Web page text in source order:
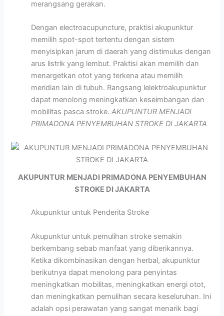
merangsang gerakan.
Dengan electroacupuncture, praktisi akupunktur
memilih spot-spot tertentu dengan sistem
menyisipkan jarum di daerah yang distimulus dengan
arus listrik yang lembut. Praktisi akan memilih dan
menargetkan otot yang terkena atau memilih
meridian lain di tubuh. Rangsang lelektroakupunktur
dapat menolong meningkatkan keseimbangan dan
mobilitas pasca stroke.AKUPUNTUR MENJADI
PRIMADONA PENYEMBUHAN STROKE DI JAKARTA
AKUPUNTUR MENJADI PRIMADONA PENYEMBUHAN
STROKE DI JAKARTA
Akupunktur untuk Penderita Stroke
Akupunktur untuk pemulihan stroke semakin
berkembang sebab manfaat yang diberikannya.
Ketika dikombinasikan dengan herbal, akupunktur
berikutnya dapat menolong para penyintas
meningkatkan mobilitas, meningkatkan energi otot,
dan meningkatkan pemulihan secara keseluruhan. Ini
adalah opsi perawatan yang sangat menarik bagi